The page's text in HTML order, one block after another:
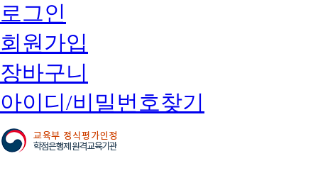
로그인
회원가입
장바구니
아이디/비밀번호찾기